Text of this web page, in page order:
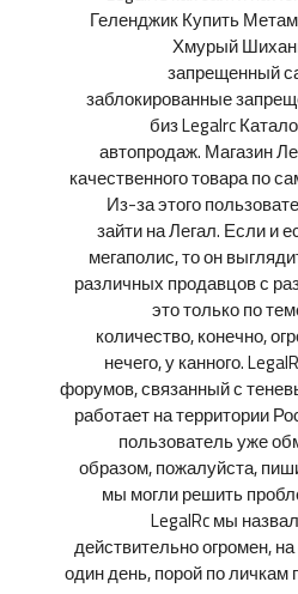
Геленджик Купить
Хмурый
запрещенный
заблокированные
биз Legalrc
автопродаж. Магазин
качественного товара по
Из-за этого
зайти на Легал. Если и
мегаполис, то он
различных продавцов с
это только по
количество, конечно,
нечего, у канного.
форумов, связанный с
работает на территории
пользователь уже
образом, пожалуйста,
мы могли решить
LegalRc мы
действительно огромен,
один день, порой по